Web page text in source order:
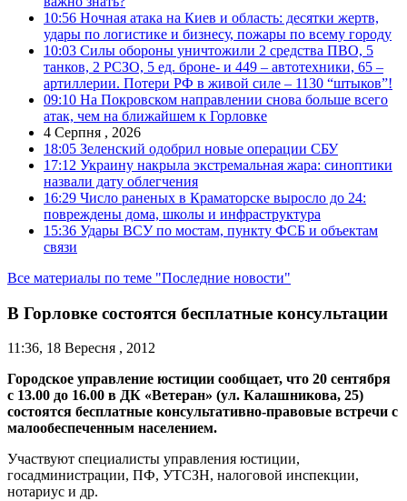
10:56 Ночная атака на Киев и область: десятки жертв,
удары по логистике и бизнесу, пожары по всему городу
10:03 Силы обороны уничтожили 2 средства ПВО, 5
танков, 2 РСЗО, 5 ед. броне- и 449 – автотехники, 65 –
артиллерии. Потери РФ в живой силе – 1130 “штыков”!
09:10 На Покровском направлении снова больше всего
атак, чем на ближайшем к Горловке
4 Серпня , 2026
18:05 Зеленский одобрил новые операции СБУ
17:12 Украину накрыла экстремальная жара: синоптики
назвали дату облегчения
16:29 Число раненых в Краматорске выросло до 24:
повреждены дома, школы и инфраструктура
15:36 Удары ВСУ по мостам, пункту ФСБ и объектам
связи
Все материалы по теме "Последние новости"
В Горловке состоятся бесплатные консультации
11:36, 18 Вересня , 2012
Городское управление юстиции сообщает, что 20 сентября
с 13.00 до 16.00 в ДК «Ветеран» (ул. Калашникова, 25)
состоятся бесплатные консультативно-правовые встречи с
малообеспеченным населением.
Участвуют специалисты управления юстиции,
госадминистрации, ПФ, УТСЗН, налоговой инспекции,
нотариус и др.